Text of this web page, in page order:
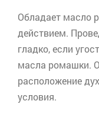
Обладает масло
действием.
гладко, если
масла ромашки.
расположение
условия.